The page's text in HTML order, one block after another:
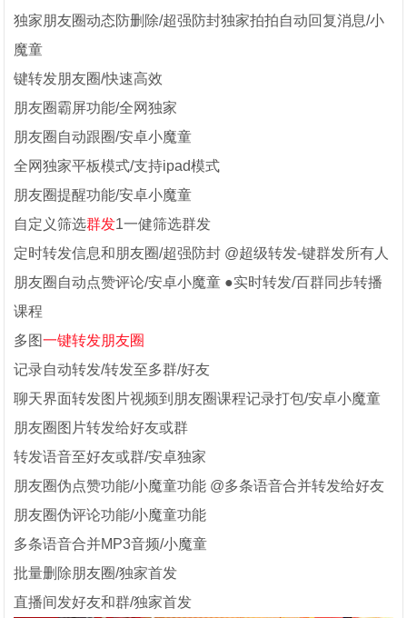
独家朋友圈动态防删除/超强防封独家拍拍自动回复消息/小
魔童
键转发朋友圈/快速高效
朋友圈霸屏功能/全网独家
朋友圈自动跟圈/安卓小魔童
全网独家平板模式/支持ipad模式
朋友圈提醒功能/安卓小魔童
自定义筛选群发1一健筛选群发
定时转发信息和朋友圈/超强防封 @超级转发-键群发所有人
朋友圈自动点赞评论/安卓小魔童 ●实时转发/百群同步转播
课程
多图一键转发朋友圈
记录自动转发/转发至多群/好友
聊天界面转发图片视频到朋友圈课程记录打包/安卓小魔童
朋友圈图片转发给好友或群
转发语音至好友或群/安卓独家
朋友圈伪点赞功能/小魔童功能 @多条语音合并转发给好友
朋友圈伪评论功能/小魔童功能
多条语音合并MP3音频/小魔童
批量删除朋友圈/独家首发
直播间发好友和群/独家首发